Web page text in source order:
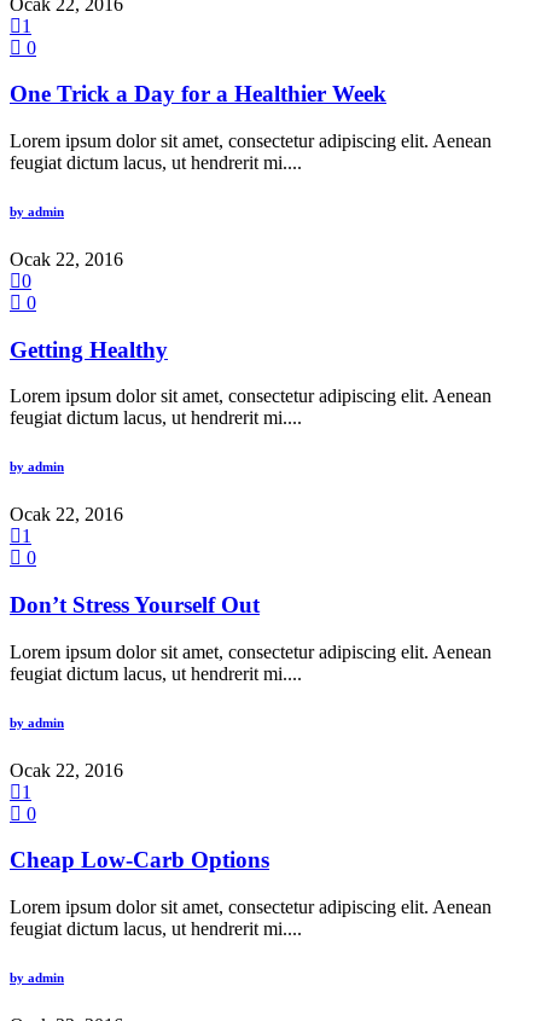
1
0
One Trick a Day for a Healthier Week
Lorem ipsum dolor sit amet, consectetur adipiscing elit. Aenean
feugiat dictum lacus, ut hendrerit mi....
by admin
Ocak 22, 2016
0
0
Getting Healthy
Lorem ipsum dolor sit amet, consectetur adipiscing elit. Aenean
feugiat dictum lacus, ut hendrerit mi....
by admin
Ocak 22, 2016
1
0
Don’t Stress Yourself Out
Lorem ipsum dolor sit amet, consectetur adipiscing elit. Aenean
feugiat dictum lacus, ut hendrerit mi....
by admin
Ocak 22, 2016
1
0
Cheap Low-Carb Options
Lorem ipsum dolor sit amet, consectetur adipiscing elit. Aenean
feugiat dictum lacus, ut hendrerit mi....
by admin